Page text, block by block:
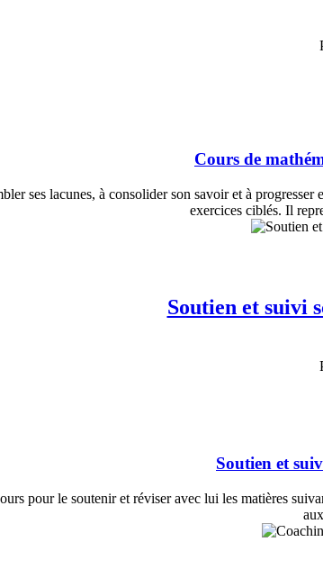
Cours de
ses lacunes, à consolider son savoir et à
exercices ciblés. Il
Soutien et suivi
Soutien et
pour le soutenir et réviser avec lui les matières